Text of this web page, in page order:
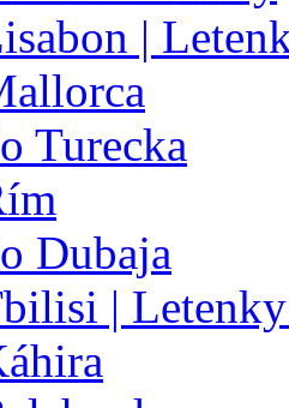
|
Turecka
Dubaja
|